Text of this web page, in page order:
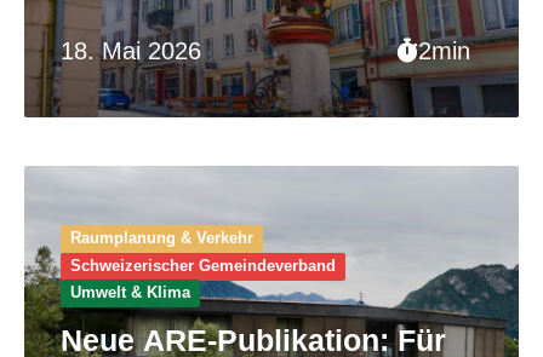
18. Mai 2026 2min
Raumplanung & Verkehr
Schweizerischer Gemeinde­verband
Umwelt & Klima
Neue ARE-Publikation: Für